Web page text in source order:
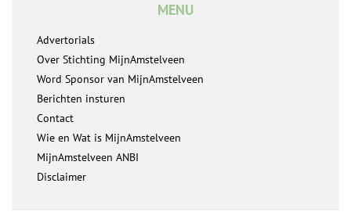
MENU
Advertorials
Over Stichting MijnAmstelveen
Word Sponsor van MijnAmstelveen
Berichten insturen
Contact
Wie en Wat is MijnAmstelveen
MijnAmstelveen ANBI
Disclaimer